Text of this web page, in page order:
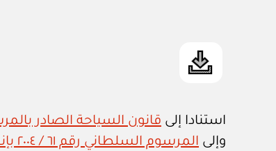
استنادا إلى قانون السياحة الصادر
وإلى المرسوم السلطاني رقم ٦١ / ٢٠٠٤ بإنشاء وزارة للسياحة وتعيين وزير لها